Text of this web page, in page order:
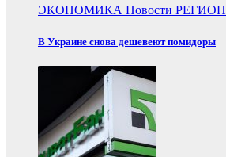
ЭКОНОМИКА Новости РЕГИОН
В Украине снова дешевеют помидоры